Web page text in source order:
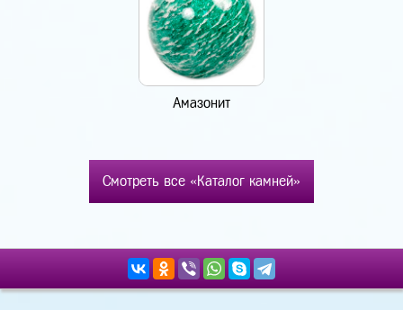
Амазонит
Смотреть все «Каталог камней»